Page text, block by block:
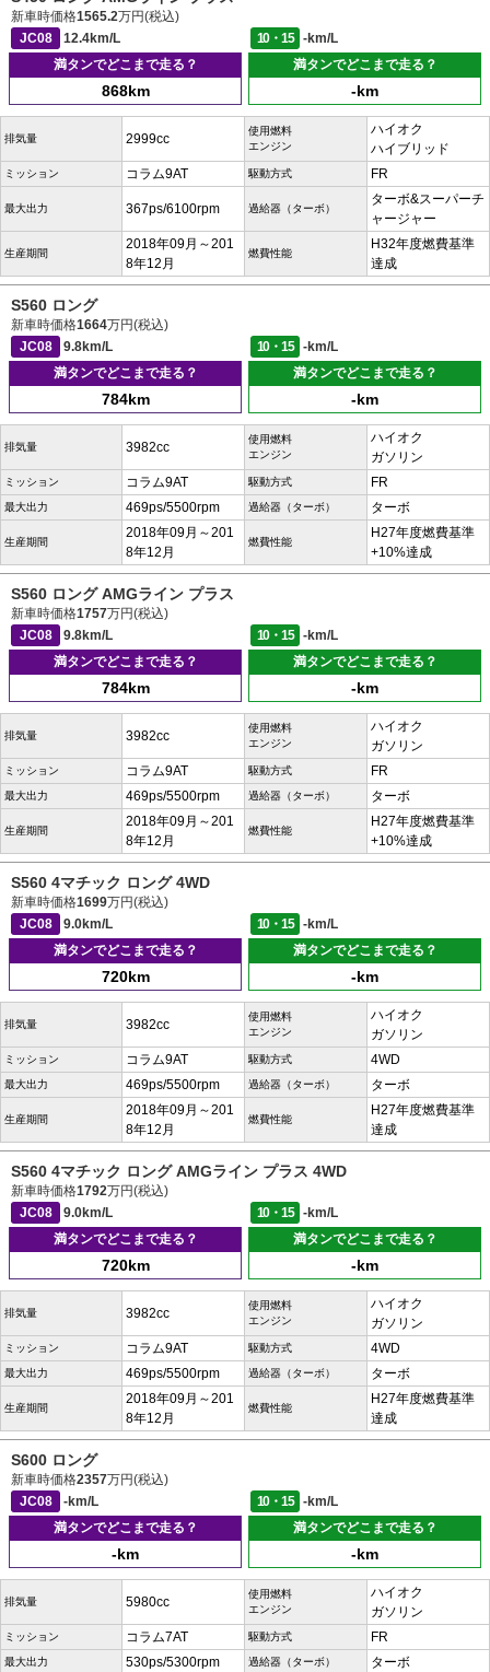
新車時価格1565.2万円(税込)
JC08
12.4km/L 10・15
-km/L
満タンでどこまで走る？
868km
満タンでどこまで走る？
-km
排気量 2999cc
使用燃料
エンジン
ハイオク
ハイブリッド
ミッション コラム9AT 駆動方式 FR
最大出力 367ps/6100rpm 過給器（ターボ）
ターボ&スーパーチ
ャージャー
生産期間
2018年09月～201
8年12月
燃費性能
H32年度燃費基準
達成
S560 ロング
新車時価格1664万円(税込)
JC08
9.8km/L 10・15
-km/L
満タンでどこまで走る？
784km
満タンでどこまで走る？
-km
排気量 3982cc
使用燃料
エンジン
ハイオク
ガソリン
ミッション コラム9AT 駆動方式 FR
最大出力 469ps/5500rpm 過給器（ターボ） ターボ
生産期間
2018年09月～201
8年12月
燃費性能
H27年度燃費基準
+10%達成
S560 ロング AMGライン プラス
新車時価格1757万円(税込)
JC08
9.8km/L 10・15
-km/L
満タンでどこまで走る？
784km
満タンでどこまで走る？
-km
排気量 3982cc
使用燃料
エンジン
ハイオク
ガソリン
ミッション コラム9AT 駆動方式 FR
最大出力 469ps/5500rpm 過給器（ターボ） ターボ
生産期間
2018年09月～201
8年12月
燃費性能
H27年度燃費基準
+10%達成
S560 4マチック ロング 4WD
新車時価格1699万円(税込)
JC08
9.0km/L 10・15
-km/L
満タンでどこまで走る？
720km
満タンでどこまで走る？
-km
排気量 3982cc
使用燃料
エンジン
ハイオク
ガソリン
ミッション コラム9AT 駆動方式 4WD
最大出力 469ps/5500rpm 過給器（ターボ） ターボ
生産期間
2018年09月～201
8年12月
燃費性能
H27年度燃費基準
達成
S560 4マチック ロング AMGライン プラス 4WD
新車時価格1792万円(税込)
JC08
9.0km/L 10・15
-km/L
満タンでどこまで走る？
720km
満タンでどこまで走る？
-km
排気量 3982cc
使用燃料
エンジン
ハイオク
ガソリン
ミッション コラム9AT 駆動方式 4WD
最大出力 469ps/5500rpm 過給器（ターボ） ターボ
生産期間
2018年09月～201
8年12月
燃費性能
H27年度燃費基準
達成
S600 ロング
新車時価格2357万円(税込)
JC08
-km/L 10・15
-km/L
満タンでどこまで走る？
-km
満タンでどこまで走る？
-km
排気量 5980cc
使用燃料
エンジン
ハイオク
ガソリン
ミッション コラム7AT 駆動方式 FR
最大出力 530ps/5300rpm 過給器（ターボ） ターボ